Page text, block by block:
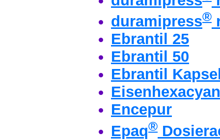
duramipress®
Ebrantil 25
Ebrantil 50
Ebrantil
Encepur
Epaq®